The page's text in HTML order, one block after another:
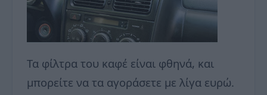
Τα φίλτρα του καφέ είναι φθηνά, και
μπορείτε να τα αγοράσετε με λίγα ευρώ.